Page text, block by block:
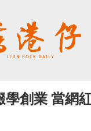
學創業 當網